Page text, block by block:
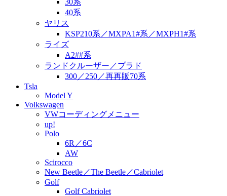
30系
40系
ヤリス
KSP210系／MXPA1#系／MXPH1#系
ライズ
A2##系
ランドクルーザー／プラド
300／250／再再販70系
Tsla
Model Y
Volkswagen
VWコーディングメニュー
up!
Polo
6R／6C
AW
Scirocco
New Beetle／The Beetle／Cabriolet
Golf
Golf Cabriolet